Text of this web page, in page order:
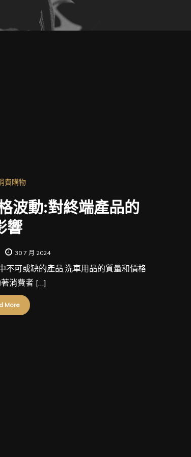
費購物
波動:對終端產品的
響
30 7 月 2024
不可或缺的產品,洗車用品的質量和價格
消費者 […]
More